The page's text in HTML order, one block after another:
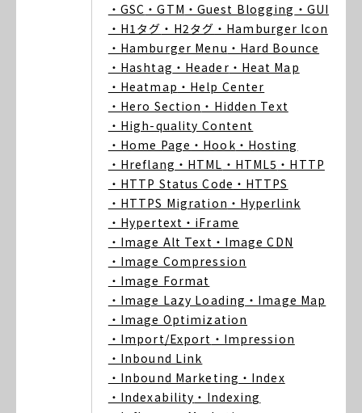
・GSC ・GTM ・Guest Blogging ・GUI
・H1タグ ・H2タグ ・Hamburger Icon
・Hamburger Menu ・Hard Bounce
・Hashtag ・Header ・Heat Map
・Heatmap ・Help Center
・Hero Section ・Hidden Text
・High-quality Content
・Home Page ・Hook ・Hosting
・Hreflang ・HTML ・HTML5 ・HTTP
・HTTP Status Code ・HTTPS
・HTTPS Migration ・Hyperlink
・Hypertext ・iFrame
・Image Alt Text ・Image CDN
・Image Compression
・Image Format
・Image Lazy Loading ・Image Map
・Image Optimization
・Import/Export ・Impression
・Inbound Link
・Inbound Marketing ・Index
・Indexability ・Indexing